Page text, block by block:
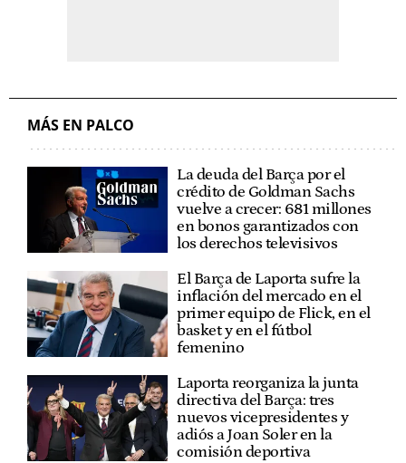
MÁS EN PALCO
La deuda del Barça por el
crédito de Goldman Sachs
vuelve a crecer: 681 millones
en bonos garantizados con
los derechos televisivos
El Barça de Laporta sufre la
inflación del mercado en el
primer equipo de Flick, en el
basket y en el fútbol
femenino
Laporta reorganiza la junta
directiva del Barça: tres
nuevos vicepresidentes y
adiós a Joan Soler en la
comisión deportiva